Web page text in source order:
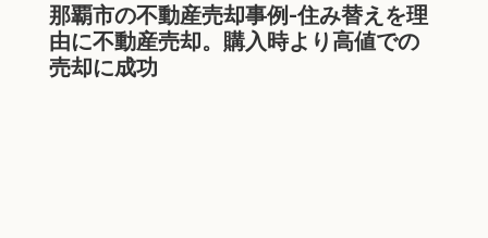
那覇市の不動産売却事例-住み替えを理
由に不動産売却。購入時より高値での
売却に成功